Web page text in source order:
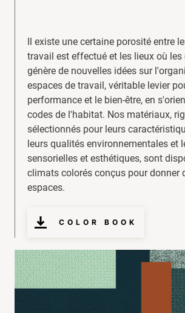
Il existe une certaine porosité entre
travail est effectué et les lieux où les
génère de nouvelles idées sur
espaces de travail, véritable levier
performance et le bien-être, en
codes de l'habitat. Nos matériaux,
sélectionnés pour leurs
leurs qualités environnementales et
sensorielles et esthétiques, sont
climats colorés conçus pour donner
espaces.
COLOR BOOK